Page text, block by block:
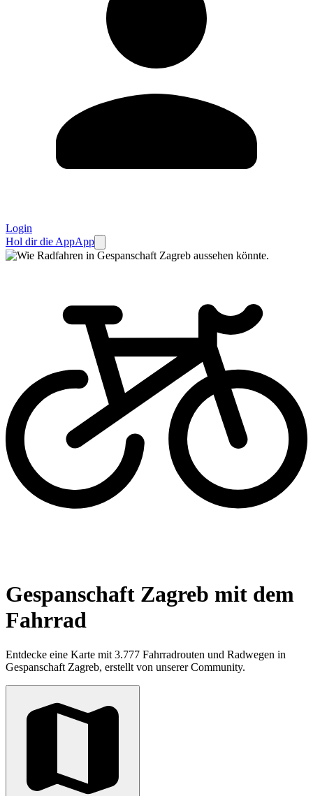
Login
Hol dir die AppApp
Gespanschaft Zagreb mit dem
Fahrrad
Entdecke eine Karte mit 3.777 Fahrradrouten und Radwegen in
Gespanschaft Zagreb, erstellt von unserer Community.